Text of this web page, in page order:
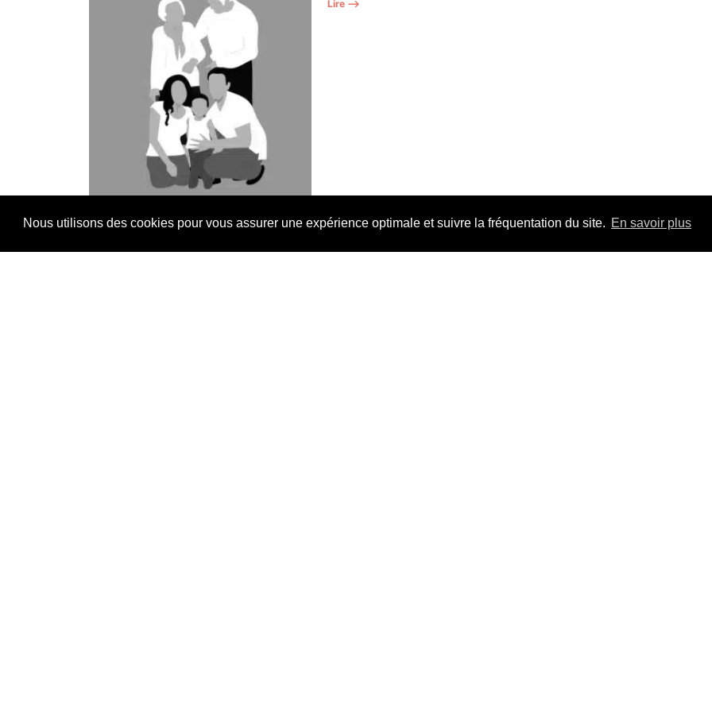
Nous utilisons des cookies pour vous assurer une expérience optimale et suivre la fréquentation du site. En savoir plus
Lire ⟶
Adhérez à